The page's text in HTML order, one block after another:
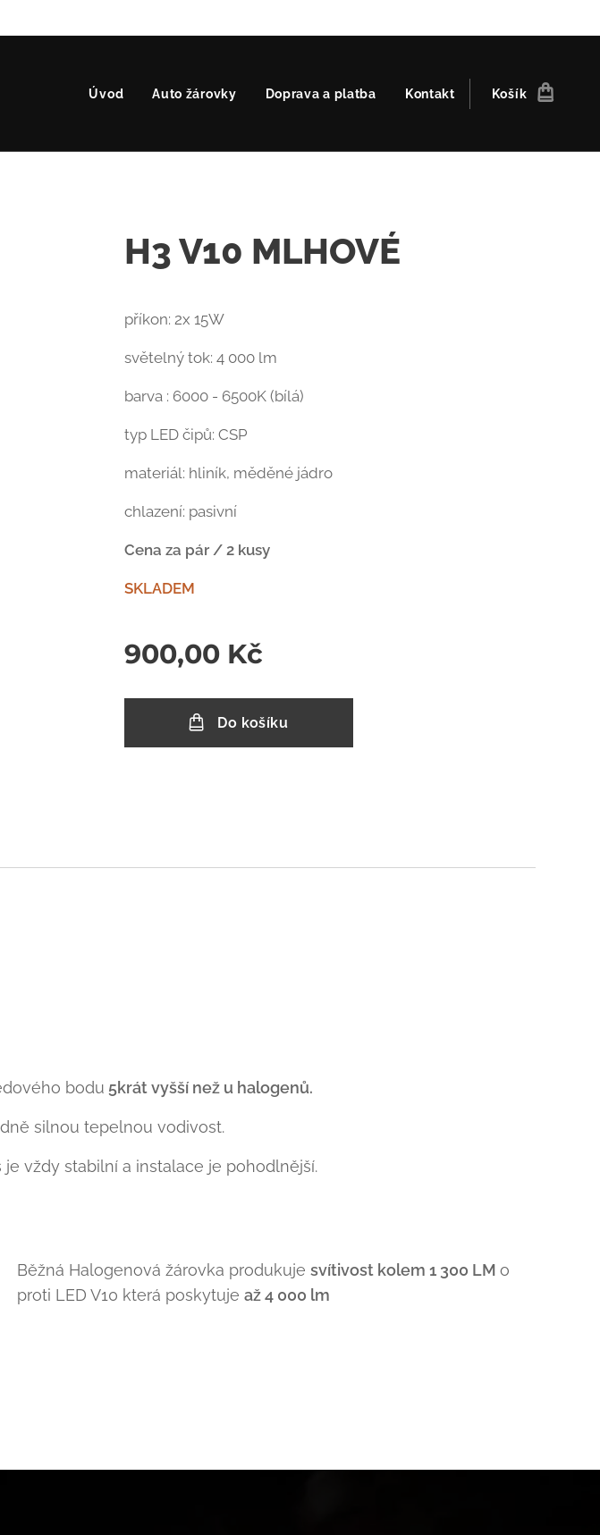
Úvod Auto žárovky Doprava a platba Kontakt Košík
H3 V10 MLHOVÉ
příkon: 2x 15W
světelný tok: 4 000 lm
barva : 6000 - 6500K (bílá)
typ LED čipů: CSP
materiál: hliník, měděné jádro
chlazení: pasivní
Cena za pár / 2 kusy
SKLADEM
900,00 Kč
Do košíku
bodu 5krát vyšší než u halogenů.
silnou tepelnou vodivost.
vždy stabilní a instalace je pohodlnější.
Běžná Halogenová žárovka produkuje svítivost kolem 1 300 LM o
proti LED V10 která poskytuje až 4 000 lm